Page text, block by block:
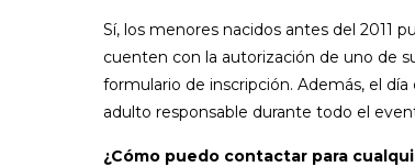
Sí, los menores nacidos antes del 2011
cuenten con la autorización de uno de
formulario de inscripción. Además, el
adulto responsable durante todo el
¿Cómo puedo contactar para